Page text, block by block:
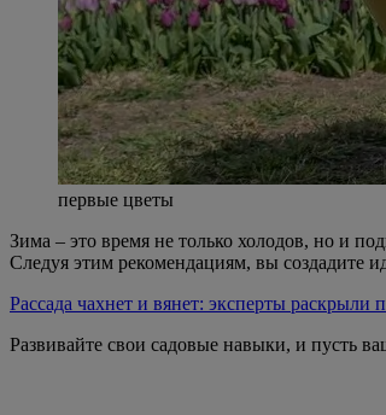
первые цветы
Зима – это время не только холодов, но и
Следуя этим рекомендациям, вы создадите
Рассада чахнет и вянет: эксперты раскрыли
Развивайте свои садовые навыки, и пусть